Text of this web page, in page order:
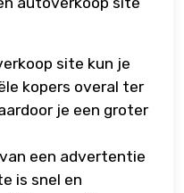
site kun je
kopers overal ter
je een groter
een advertentie
is snel en